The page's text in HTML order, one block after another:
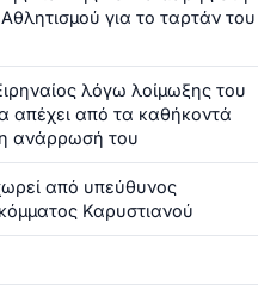
για το ταρτάν του
λόγω λοίμωξης του
απέχει από τα καθήκοντά
ανάρρωσή του
από υπεύθυνος
Καρυστιανού